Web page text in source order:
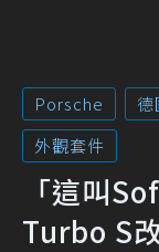
Porsche 德
外觀套件
「這叫
Turbo S